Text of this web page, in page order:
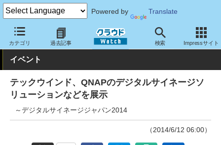
Powered by Translate
カテゴリ 過去記事 検索 Impressサイト
クラウド Watch イベント Interop Tokyo 2014
イベント
テックウインド、QNAPのデジタルサイネージソ
リューションなどを展示
～デジタルサイネージジャパン2014
（2014/6/12 06:00）